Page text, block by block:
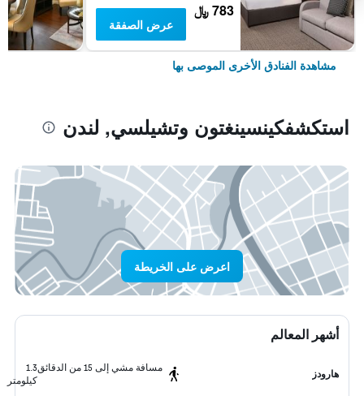
783 ﷼
عرض الصفقة
مشاهدة الفنادق الأخرى الموصى بها
استكشفكينسينغتون وتشيلسي, لندن
اعرض على الخريطة
أشهر المعالم
هارودز
مسافة مشي إلى 15 من الدقائق
1.3
كيلومتر